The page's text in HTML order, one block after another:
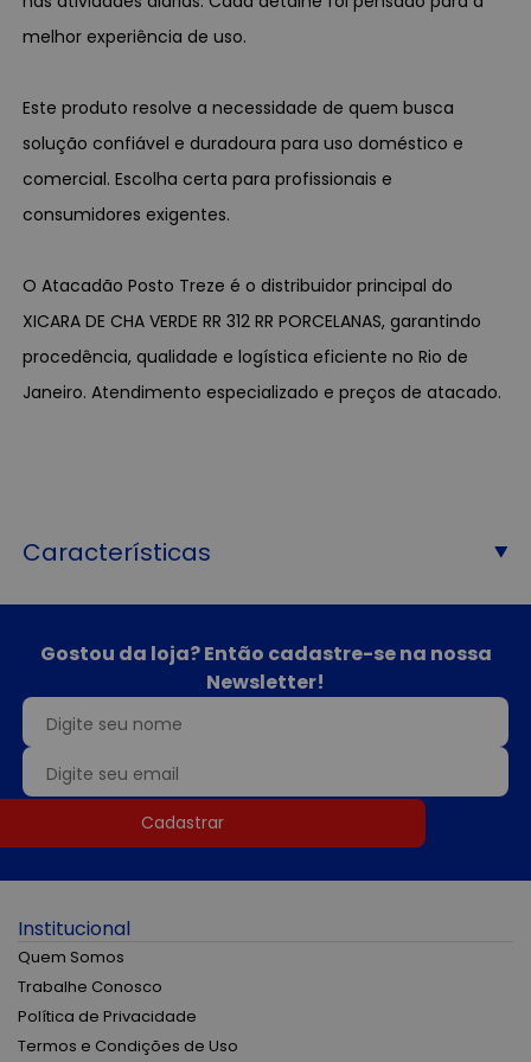
melhor experiência de uso.
Este produto resolve a necessidade de quem busca
solução confiável e duradoura para uso doméstico e
comercial. Escolha certa para profissionais e
consumidores exigentes.
O Atacadão Posto Treze é o distribuidor principal do
XICARA DE CHA VERDE RR 312 RR PORCELANAS, garantindo
procedência, qualidade e logística eficiente no Rio de
Janeiro. Atendimento especializado e preços de atacado.
Características
Gostou da loja? Então cadastre-se na nossa
Newsletter!
Cadastrar
Institucional
Quem Somos
Trabalhe Conosco
Política de Privacidade
Termos e Condições de Uso